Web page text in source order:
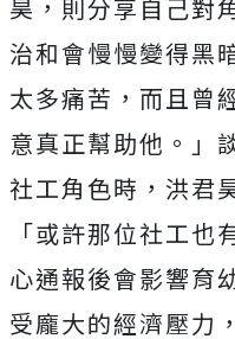
昊， 則分享自己對
治和會慢慢變得黑
太多痛苦，而且曾
意真正幫助他。」
社工角色時， 洪君
「或許那位社工也
心通報後會影響育
受龐大的經濟壓力